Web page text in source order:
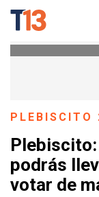
PLEBISCITO
podrás
votar de